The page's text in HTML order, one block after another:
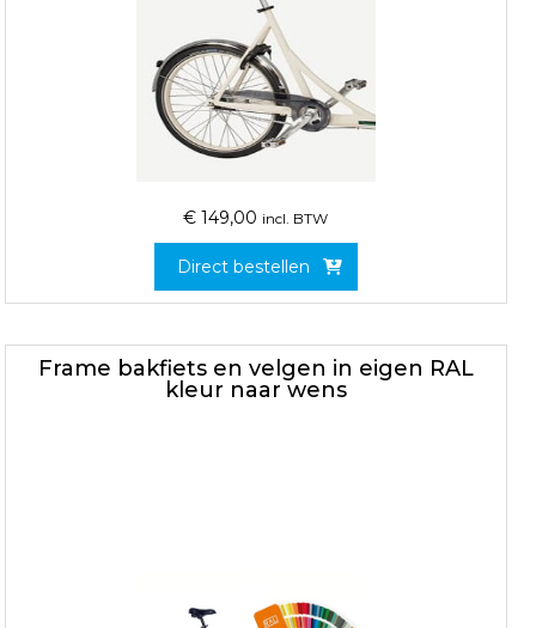
€ 149,00 incl. BTW
Direct bestellen
Frame bakfiets en velgen in eigen RAL
kleur naar wens